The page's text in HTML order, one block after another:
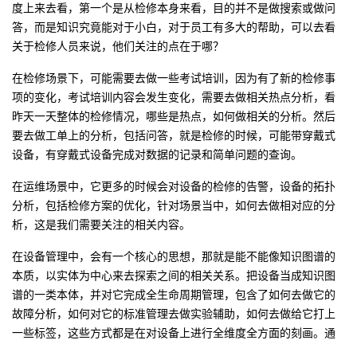
度上来去看，第一个是从检修本身来看，目的并不是做搜索或做问
答，而是知识究竟能对于小白，对于员工有多大的帮助，可以去看
关于检修人员来说，他们关注的点在于哪？
在检修场景下，可能需要去做一些考试培训，因为有了新的检修事
项的变化，考试培训内容会发生变化，需要去做相关热点分析，看
昨天一天整体的检修情况，哪些是热点，如何做相关的分析。然后
要去做工单上的分析，包括问答，就是检修的时候，可能带穿戴式
设备，有穿戴式设备完成对数据的记录和简单问题的查询。
在运维场景中，它更多的时候会对设备的检修的告警，设备的拓扑
分析，包括检修方案的优化，针对场景当中，如何去做相对应的分
析，这是我们需要关注的相关内容。
在设备管理中，会有一个核心的思想，那就是能不能像知识图谱的
本质，以实体为中心来去探索之间的相关关系。把设备当成知识图
谱的一类本体，并对它完成全生命周期管理，包含了如何去做它的
故障分析，如何对它的标准管理去做实验辅助，如何去做给它打上
一些标签，这些方式都是在对设备上进行全维度全方面的刻画。通